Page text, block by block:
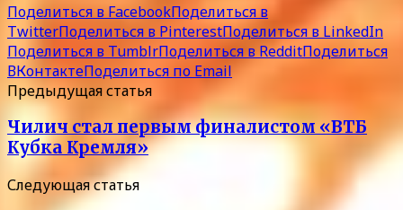
Поделиться в FacebookПоделиться в
TwitterПоделиться в PinterestПоделиться в LinkedIn
Поделиться в TumblrПоделиться в RedditПоделиться
ВКонтактеПоделиться по Email
Предыдущая статья
Чилич стал первым финалистом «ВТБ
Кубка Кремля»
Следующая статья